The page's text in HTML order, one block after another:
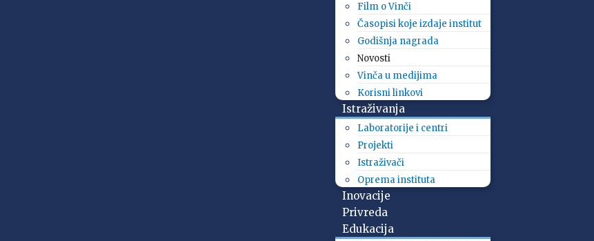
Film o Vinči
Časopisi koje izdaje institut
Godišnja nagrada
Novosti
Vinča u medijima
Korisni linkovi
Istraživanja
Laboratorije i centri
Projekti
Istraživači
Oprema instituta
Inovacije
Privreda
Edukacija